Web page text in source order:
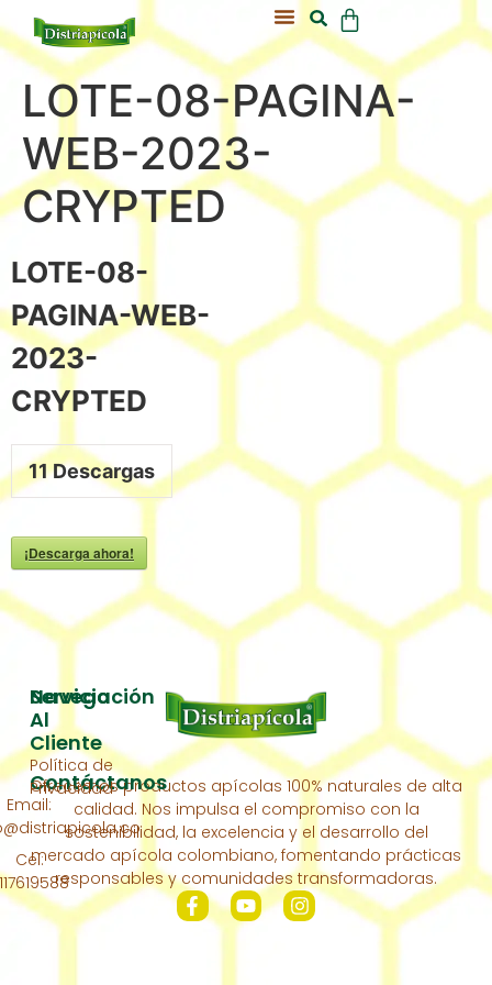
LOTE-08-PAGINA-
WEB-2023-
CRYPTED
LOTE-08-
PAGINA-WEB-
2023-
CRYPTED
11Descargas
¡Descarga ahora!
Ofrecemos productos apícolas 100% naturales de alta
calidad. Nos impulsa el compromiso con la
sostenibilidad, la excelencia y el desarrollo del
mercado apícola colombiano, fomentando prácticas
responsables y comunidades transformadoras.
Servicio
Al
Cliente
Política de
Privacidad
Navegación
Inicio
Acerca
De
Nosotros
Nuestra
Colmena
Contáctanos
Contáctanos
Email:
Cel: